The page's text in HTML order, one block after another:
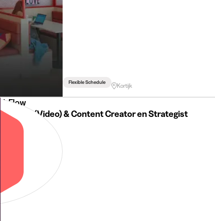
Flexible Schedule Kortijk
J-Flow
Student (Video) & Content Creator en Strategist